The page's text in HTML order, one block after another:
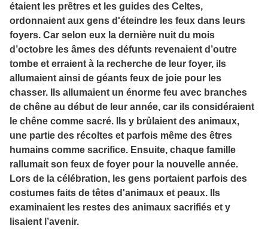
étaient les prêtres et les guides des Celtes,
ordonnaient aux gens d'éteindre les feux dans leurs
foyers. Car selon eux la dernière nuit du mois
d’octobre les âmes des défunts revenaient d’outre
tombe et erraient à la recherche de leur foyer, ils
allumaient ainsi de géants feux de joie pour les
chasser. Ils allumaient un énorme feu avec branches
de chêne au début de leur année, car ils considéraient
le chêne comme sacré. Ils y brûlaient des animaux,
une partie des récoltes et parfois même des êtres
humains comme sacrifice. Ensuite, chaque famille
rallumait son feux de foyer pour la nouvelle année.
Lors de la célébration, les gens portaient parfois des
costumes faits de têtes d'animaux et peaux. Ils
examinaient les restes des animaux sacrifiés et y
lisaient l’avenir.